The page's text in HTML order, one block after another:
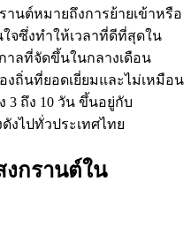
านต์หมายถึงการย้ายเข้าหรือ
จซึ่งทำให้เวลาที่ดีที่สุดใน
าลที่จัดขึ้นในกลางเดือน
ถิ่นที่ยอดเยี่ยมและไม่เหมือน
ถึง 10 วัน ขึ้นอยู่กับ
งไปทั่วประเทศไทย
งกรานต์ใน